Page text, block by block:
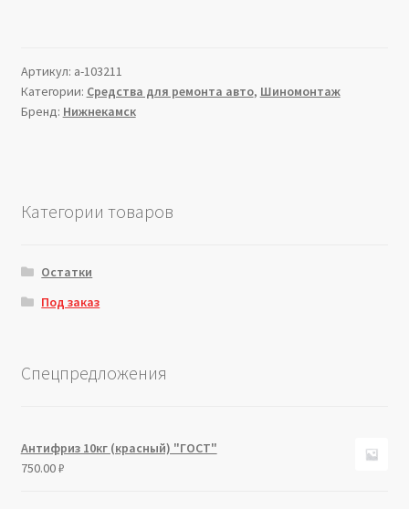
Артикул: a-103211
Категории: Средства для ремонта авто, Шиномонтаж
Бренд: Нижнекамск
Категории товаров
Остатки
Под заказ
Спецпредложения
Антифриз 10кг (красный) "ГОСТ"
750.00₽